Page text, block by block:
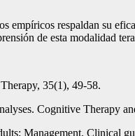
empíricos respaldan su
de esta modalidad
35(1), 49-58.
Cognitive Therapy
Management. Clinical